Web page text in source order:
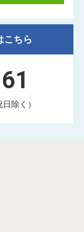
こちら
除く）